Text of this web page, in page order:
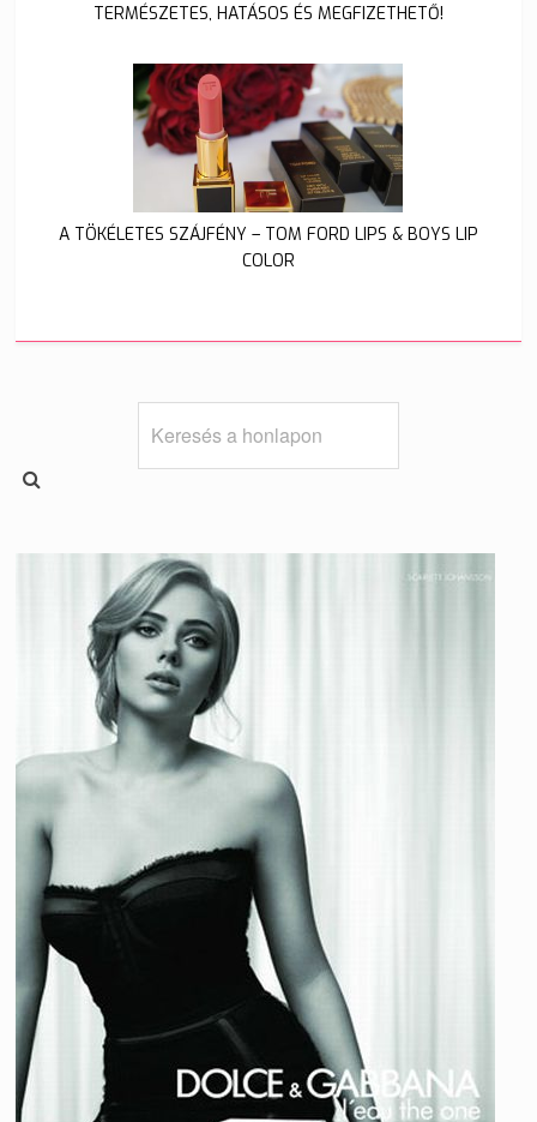
TERMÉSZETES, HATÁSOS ÉS MEGFIZETHETŐ!
A TÖKÉLETES SZÁJFÉNY – TOM FORD LIPS & BOYS LIP
COLOR